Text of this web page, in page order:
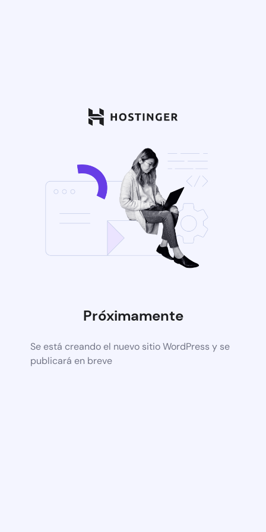
Próximamente
Se está creando el nuevo sitio WordPress y se
publicará en breve